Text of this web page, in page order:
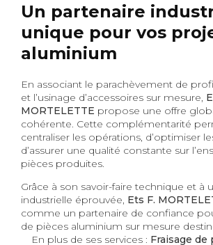
Un partenaire
unique pour vos
aluminium
En associant le parachèvement de
et l’usinage d’accessoires sur mesure,
MORTELETTE propose une offre
cohérente. Cette complémentarité
centraliser les opérations, d’optimiser
d’assurer une qualité constante sur
pièces produites.
Grâce à son savoir-faire technique et à
industrielle éprouvée, Ets F.
comme un partenaire de confiance
de pièces aluminium sur mesure
En plus de ses services : Fraisage de